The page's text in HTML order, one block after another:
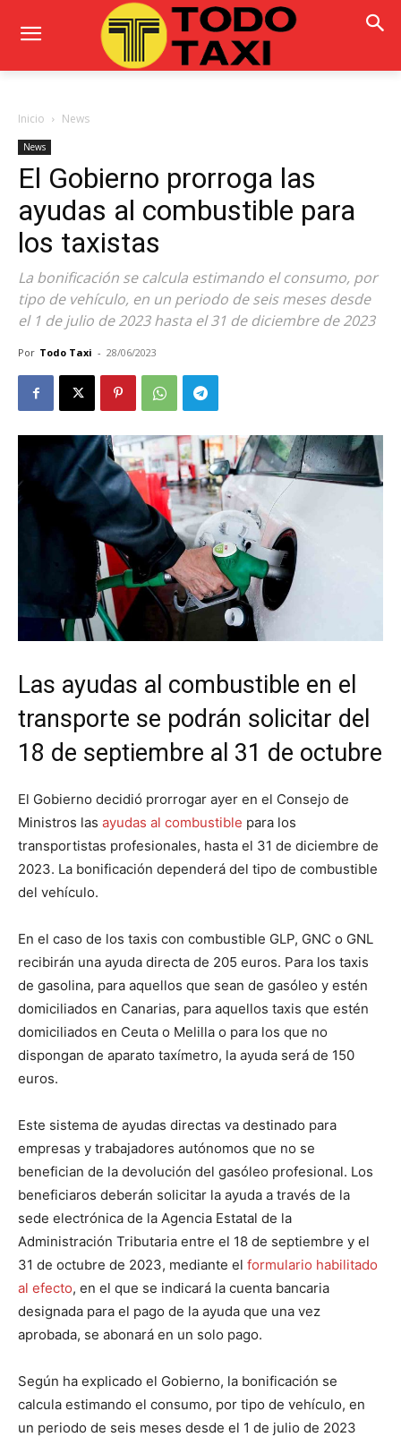
Inicio News
News
El Gobierno prorroga las
ayudas al combustible para
los taxistas
La bonificación se calcula estimando el consumo, por
tipo de vehículo, en un periodo de seis meses desde
el 1 de julio de 2023 hasta el 31 de diciembre de 2023
Por Todo Taxi - 28/06/2023
Las ayudas al combustible en el
transporte se podrán solicitar del
18 de septiembre al 31 de octubre
El Gobierno decidió prorrogar ayer en el Consejo de
Ministros las ayudas al combustible para los
transportistas profesionales, hasta el 31 de diciembre de
2023. La bonificación dependerá del tipo de combustible
del vehículo.
En el caso de los taxis con combustible GLP, GNC o GNL
recibirán una ayuda directa de 205 euros. Para los taxis
de gasolina, para aquellos que sean de gasóleo y estén
domiciliados en Canarias, para aquellos taxis que estén
domiciliados en Ceuta o Melilla o para los que no
dispongan de aparato taxímetro, la ayuda será de 150
euros.
Este sistema de ayudas directas va destinado para
empresas y trabajadores autónomos que no se
benefician de la devolución del gasóleo profesional. Los
beneficiaros deberán solicitar la ayuda a través de la
sede electrónica de la Agencia Estatal de la
Administración Tributaria entre el 18 de septiembre y el
31 de octubre de 2023, mediante el formulario habilitado
al efecto, en el que se indicará la cuenta bancaria
designada para el pago de la ayuda que una vez
aprobada, se abonará en un solo pago.
Según ha explicado el Gobierno, la bonificación se
calcula estimando el consumo, por tipo de vehículo, en
un periodo de seis meses desde el 1 de julio de 2023